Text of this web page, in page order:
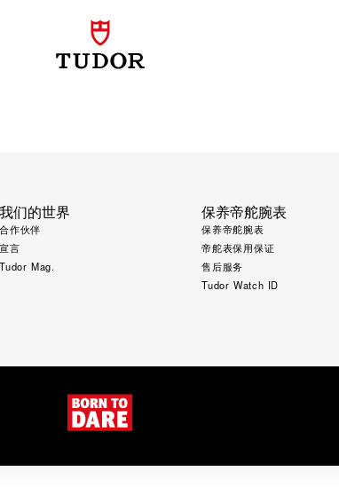
我们的世界
合作伙伴
宣言
Tudor Mag.
保养帝舵腕表
保养帝舵腕表
帝舵表保用保证
售后服务
Tudor Watch ID